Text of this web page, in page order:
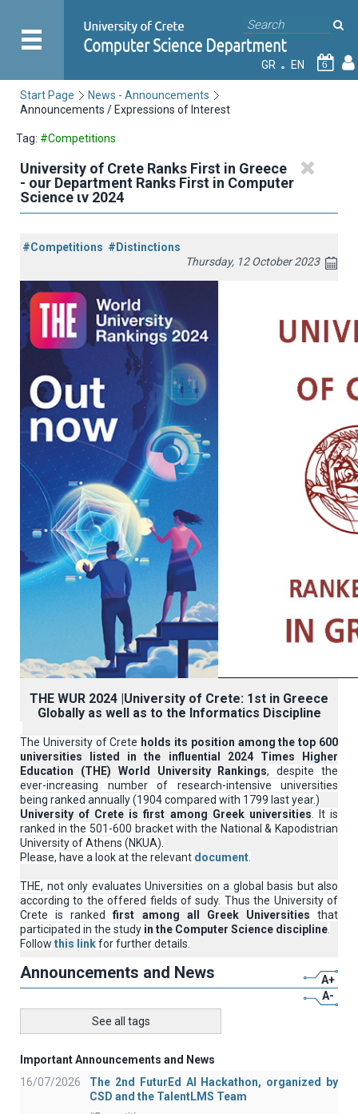
GR EN 6
Start Page
News - Announcements
Announcements / Expressions of Interest
Tag: #Competitions
University of Crete Ranks First in Greece
- our Department Ranks First in Computer
Science ιν 2024
#Competitions #Distinctions
Thursday, 12 October 2023
THE WUR 2024 |University of Crete: 1st in Greece
Globally as well as to the Informatics Discipline
The University of Crete holds its position among the top 600
universities listed in the influential 2024 Times Higher
Education (THE) World University Rankings, despite the
ever-increasing number of research-intensive universities
being ranked annually (1904 compared with 1799 last year.)
University of Crete is first among Greek universities . It is
ranked in the 501-600 bracket with the National & Kapodistrian
University of Athens (NKUA).
Please, have a look at the relevant document
THE, not only evaluates Universities on a global basis but also
according to the offered fields of sudy. Thus the University of
Crete is rankedfirst among all Greek Universities that
participated in the study in the Computer Science discipline
Follow this linkfor further details.
Announcements and News
A+
A-
See all tags
Important Announcements and News
16/07/2026
The 2nd FuturEd AI Hackathon, organized by
CSD and the TalentLMS Team